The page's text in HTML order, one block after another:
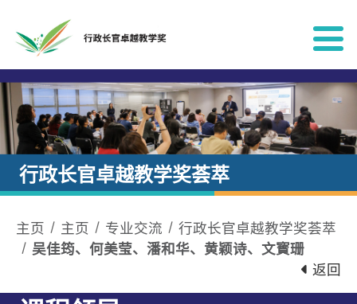
行政长官卓越教学奖荟萃
主页 主页 专业交流
行政长官卓越教学奖荟萃
吴佳筠、何美莹、潘和华、黄颖诗、文寳珊
返回